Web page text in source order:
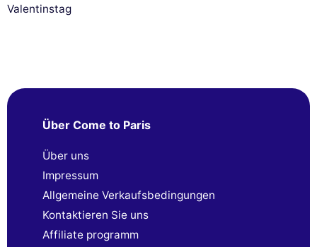
Valentinstag
Über Come to Paris
Über uns
Impressum
Allgemeine Verkaufsbedingungen
Kontaktieren Sie uns
Affiliate programm